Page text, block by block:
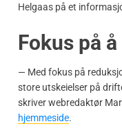
Helgaas på et
Fokus på
— Med fokus på
store utskeielser på
skriver webredaktør
hjemmeside.